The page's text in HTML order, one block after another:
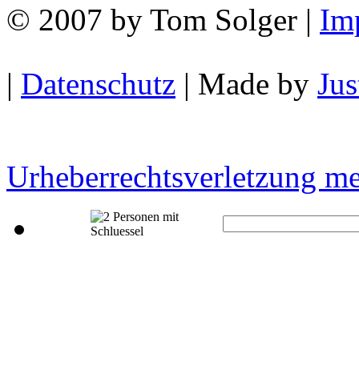
© 2007 by Tom Solger |
| Datenschutz | Made by
Urheberrechtsverletzung